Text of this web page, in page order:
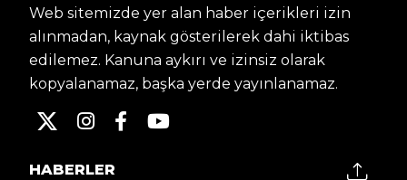
Web sitemizde yer alan haber içerikleri izin
alınmadan, kaynak gösterilerek dahi iktibas
edilemez. Kanuna aykırı ve izinsiz olarak
kopyalanamaz, başka yerde yayınlanamaz.
HABERLER